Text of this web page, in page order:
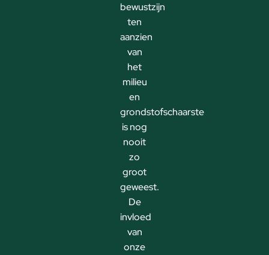
bewustzijn
ten
aanzien
van
het
milieu
en
grondstofschaarste
is nog
nooit
zo
groot
geweest.
De
invloed
van
onze